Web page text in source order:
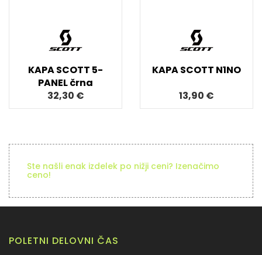
KAPA SCOTT 5-
PANEL črna
32,30 €
KAPA SCOTT N1NO
13,90 €
Ste našli enak izdelek po nižji ceni? Izenačimo
ceno!
POLETNI DELOVNI ČAS